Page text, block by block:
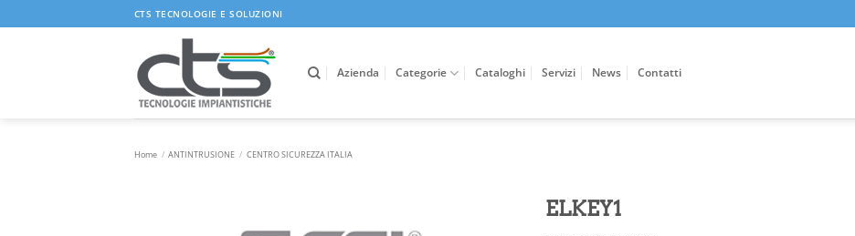
ai
CTS TECNOLOGIE E SOLUZIONI
Azienda Categorie Cataloghi Servizi News Contatti
Home / ANTINTRUSIONE / CENTRO SICUREZZA ITALIA
ELKEY1